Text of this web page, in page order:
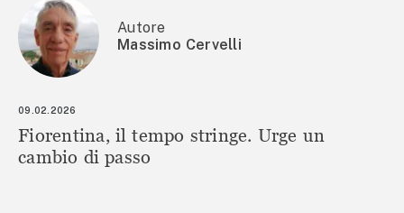
Autore
Massimo Cervelli
09.02.2026
Fiorentina, il tempo stringe. Urge un
cambio di passo